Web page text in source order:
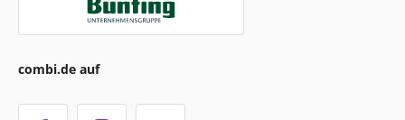
combi.de auf